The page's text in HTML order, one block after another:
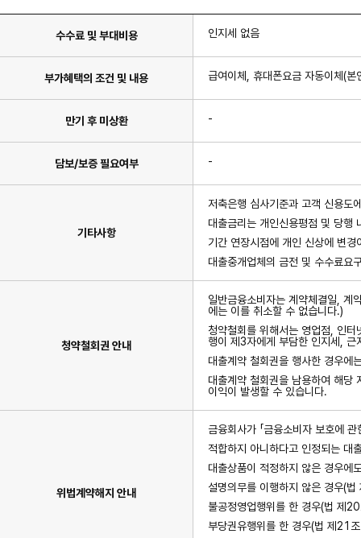
수수료 및 부대비용 인지세 없음
부가혜택의 조건 및 내용 급여이체, 휴대폰요금 자동이체(
만기 후 미상환 -
담보/보증 필요여부 -
기타사항
저축은행 심사기준과 고객 신용도
대출금리는 개인신용평점 및 당행
기간 연장시점에 개인 신상에 변
대출중개업체의 금전 및 수수료요
청약철회권 안내
일반금융소비자는 계약체결일, 계
에는 이를 취소할 수 없습니다.)
청약철회를 위해서는 영업점, 인
행이 제3자에게 부담한 인지세, 근
대출계약 철회권을 행사한 경우에
대출계약 철회권을 남용하여 해당
이익이 발생할 수 있습니다.
위법계약해지 안내
금융회사가 「금융소비자 보호에
적합하지 아니하다고 인정되는 대
대출상품이 적정하지 않은 경우에
설명의무를 이행하지 않은 경우(
불공정영업행위를 한 경우(법 제
부당권유행위를 한 경우(법 제21